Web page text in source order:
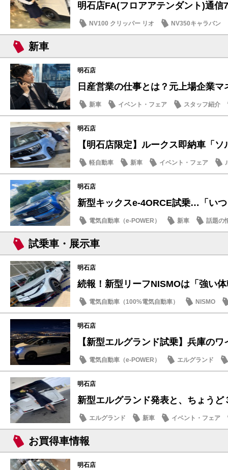
明石店FA(フロアアテンダント)通信
NV100 クリッパー リオ
NV350キャラバン
話題の情報
SDGs
新車
明石店
日産営業の仕事とは？元上場企業マ
新車 イベント・フェア スタッフ紹介
明石店
【明石店限定】ルークス即納車「
軽自動車 新車 イベント・フェア
明石店
新型キックスe-4ORCE試乗…「い
電気自動車（e-POWER） 新車 話題の
試乗車・展示車
明石店
続報！新型リーフNISMOは「強い
電気自動車（100%電気自動車）
NISMO
試乗車・展示車
明石店
【新型エルグランド試乗】兵庫の
電気自動車（e-POWER）
エルグランド
新型車
明石店
新型エルグランド発表と、ちょうど
エルグランド 新車 イベント・フェア
お買得車情報
明石店